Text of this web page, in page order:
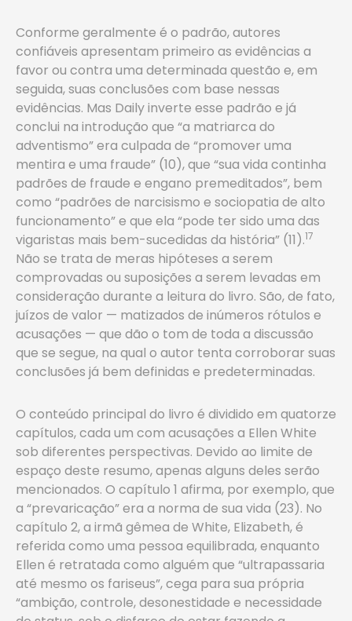
Conforme geralmente é o padrão, autores
confiáveis apresentam primeiro as evidências a
favor ou contra uma determinada questão e, em
seguida, suas conclusões com base nessas
evidências. Mas Daily inverte esse padrão e já
conclui na introdução ­que “a matriarca do
adventismo” era culpada de “promover uma
mentira e uma fraude” (10), que “sua vida continha
padrões de fraude e engano premeditados”, bem
como “padrões de narcisismo e sociopatia de alto
funcionamento” e que ela “pode ter sido uma das
vigaristas mais bem-sucedidas da história” (11).17
Não se trata de meras hipóteses a serem
comprovadas ou suposições a serem levadas em
consideração durante a leitura do livro. São, de fato,
juízos de valor — matizados de inúmeros rótulos e
acusações — que dão o tom de toda a discussão
que se segue, na qual o autor tenta corroborar suas
conclusões já bem definidas e predeterminadas.
O conteúdo principal do livro é dividido em quatorze
capítulos, cada um com acusações a Ellen White
sob diferentes perspectivas. Devido ao limite de
espaço deste resumo, apenas alguns deles serão
mencionados. O capítulo 1 afirma, por exemplo, que
a “prevaricação” era a norma de sua vida (23). No
capítulo 2, a irmã gêmea de White, Elizabeth, é
referida como uma pessoa equilibrada, enquanto
Ellen é retratada como alguém que “ultrapassaria
até mesmo os fariseus”, cega para sua própria
“ambição, controle, desonestidade e necessidade